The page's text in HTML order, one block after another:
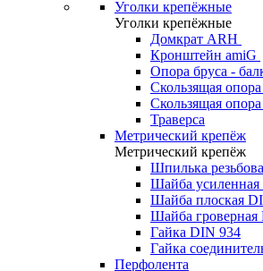
Уголки крепёжные
Уголки крепёжные
Домкрат ARH
Кронштейн amiG
Опора бруса -
Скользящая
Скользящая
Траверса
Метрический крепёж
Метрический крепёж
Шпилька
Шайба усиленная
Шайба плоская
Шайба гроверная
Гайка DIN 934
Гайка
Перфолента